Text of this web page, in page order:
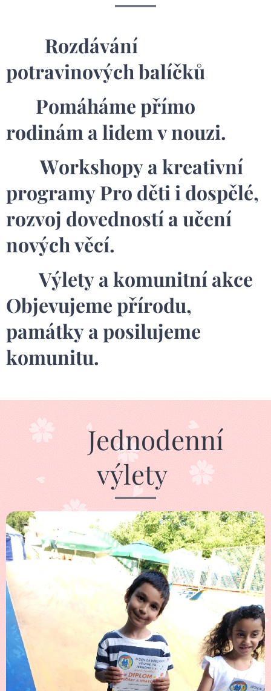
Rozdávání
potravinových balíčků
Pomáháme přímo
rodinám a lidem v nouzi.
🎨Workshopy a kreativní
programy Pro děti i dospělé,
rozvoj dovedností a učení
nových věcí.
🗺️ Výlety a komunitní akce
Objevujeme přírodu,
památky a posilujeme
komunitu.
🌿 Jednodenní
výlety